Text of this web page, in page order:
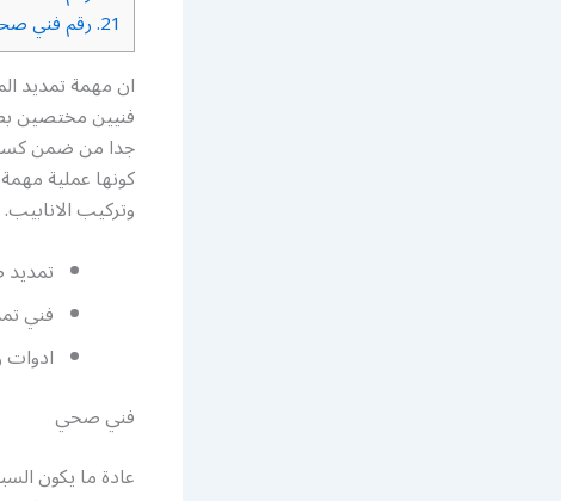
21. رقم فني
ان مهمة تمديد
فنيين مختصين
جدا من ضمن
كونها عملية
وتركيب الانابيب.
فني
فني صحي
عادة ما يكون